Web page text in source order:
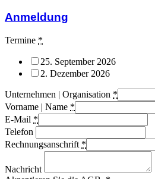
Anmeldung
Termine *
25. September 2026
2. Dezember 2026
Unternehmen | Organisation *
Vorname | Name *
E-Mail *
Telefon
Rechnungsanschrift *
Nachricht